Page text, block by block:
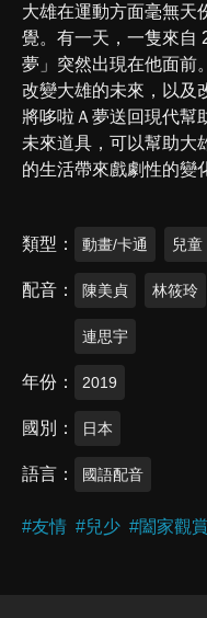
大雄在運動方面毫無天
覺。有一天，一隻來自
夢」突然出現在他面前
改變大雄的未來，以及
將哆啦Ａ夢送回現代幫
未來道具，可以幫助大
的生活帶來戲劇性的變
類型 動畫/卡通 兒童
配音 陳美貞 林筱玲
連思宇
年份 2019
國別 日本
語言 國語配音
#友情 #兒少 #闔家觀賞